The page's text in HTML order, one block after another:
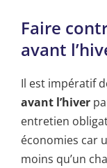
Faire
avant
Il est impératif
avant l’hiver
entretien
économies car
moins qu’un